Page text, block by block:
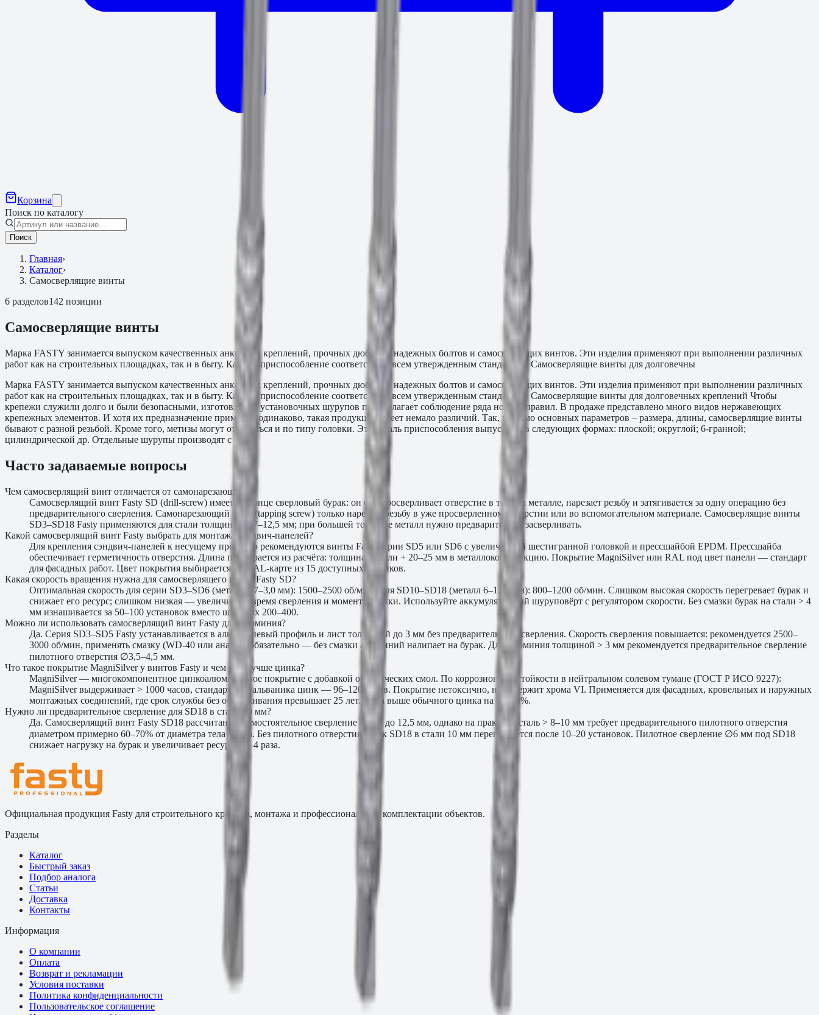
Корзина
Поиск по каталогу
Поиск
Главная›
Каталог›
Самосверлящие винты
6 разделов142 позиции
Самосверлящие винты
Марка FASTY занимается выпуском качественных анкерных креплений, прочных дюбелей, надежных болтов и самосверлящих винтов. Эти изделия применяют при выполнении различных
работ как на строительных площадках, так и в быту. Каждое приспособление соответствует всем утвержденным стандартам. Самосверлящие винты для долговечны
Марка FASTY занимается выпуском качественных анкерных креплений, прочных дюбелей, надежных болтов и самосверлящих винтов. Эти изделия применяют при выполнении различных
работ как на строительных площадках, так и в быту. Каждое приспособление соответствует всем утвержденным стандартам. Самосверлящие винты для долговечных креплений Чтобы
крепежи служили долго и были безопасными, изготовление установочных шурупов предполагает соблюдение ряда норм и правил. В продаже представлено много видов нержавеющих
крепежных элементов. И хотя их предназначение примерно одинаково, такая продукция имеет немало различий. Так, помимо основных параметров – размера, длины, самосверлящие винты
бывают с разной резьбой. Кроме того, метизы могут отличаться и по типу головки. Эта деталь приспособления выпускают в следующих формах: плоской; округлой; 6-гранной;
цилиндрической др. Отдельные шурупы производят с
Часто задаваемые вопросы
Чем самосверлящий винт отличается от самонарезающего?
Самосверлящий винт Fasty SD (drill-screw) имеет на конце сверловый бурак: он сам просверливает отверстие в тонком металле, нарезает резьбу и затягивается за одну операцию без
предварительного сверления. Самонарезающий винт (tapping screw) только нарезает резьбу в уже просверленном отверстии или во вспомогательном материале. Самосверлящие винты
SD3–SD18 Fasty применяются для стали толщиной 0,7–12,5 мм; при большей толщине металл нужно предварительно засверливать.
Какой самосверлящий винт Fasty выбрать для монтажа сэндвич-панелей?
Для крепления сэндвич-панелей к несущему профилю рекомендуются винты Fasty серии SD5 или SD6 с увеличенной шестигранной головкой и прессшайбой EPDM. Прессшайба
обеспечивает герметичность отверстия. Длина подбирается из расчёта: толщина панели + 20–25 мм в металлоконструкцию. Покрытие MagniSilver или RAL под цвет панели — стандарт
для фасадных работ. Цвет покрытия выбирается по RAL-карте из 15 доступных оттенков.
Какая скорость вращения нужна для самосверлящего винта Fasty SD?
Оптимальная скорость для серии SD3–SD6 (металл 0,7–3,0 мм): 1500–2500 об/мин. Для SD10–SD18 (металл 6–12,5 мм): 800–1200 об/мин. Слишком высокая скорость перегревает бурак и
снижает его ресурс; слишком низкая — увеличивает время сверления и момент затяжки. Используйте аккумуляторный шуруповёрт с регулятором скорости. Без смазки бурак на стали > 4
мм изнашивается за 50–100 установок вместо штатных 200–400.
Можно ли использовать самосверлящий винт Fasty для алюминия?
Да. Серия SD3–SD5 Fasty устанавливается в алюминиевый профиль и лист толщиной до 3 мм без предварительного сверления. Скорость сверления повышается: рекомендуется 2500–
3000 об/мин, применять смазку (WD-40 или аналог) обязательно — без смазки алюминий налипает на бурак. Для алюминия толщиной > 3 мм рекомендуется предварительное сверление
пилотного отверстия ∅3,5–4,5 мм.
Что такое покрытие MagniSilver у винтов Fasty и чем оно лучше цинка?
MagniSilver — многокомпонентное цинкоалюминиевое покрытие с добавкой органических смол. По коррозионной стойкости в нейтральном солевом тумане (ГОСТ Р ИСО 9227):
MagniSilver выдерживает > 1000 часов, стандартная гальваника цинк — 96–120 часов. Покрытие нетоксично, не содержит хрома VI. Применяется для фасадных, кровельных и наружных
монтажных соединений, где срок службы без обслуживания превышает 25 лет. Цена выше обычного цинка на 15–20%.
Нужно ли предварительное сверление для SD18 в стали 10 мм?
Да. Самосверлящий винт Fasty SD18 рассчитан на самостоятельное сверление стали до 12,5 мм, однако на практике сталь > 8–10 мм требует предварительного пилотного отверстия
диаметром примерно 60–70% от диаметра тела винта. Без пилотного отверстия бурак SD18 в стали 10 мм перегревается после 10–20 установок. Пилотное сверление ∅6 мм под SD18
снижает нагрузку на бурак и увеличивает ресурс в 3–4 раза.
Официальная продукция Fasty для строительного крепежа, монтажа и профессиональной комплектации объектов.
Разделы
Каталог
Быстрый заказ
Подбор аналога
Статьи
Доставка
Контакты
Информация
О компании
Оплата
Возврат и рекламации
Условия поставки
Политика конфиденциальности
Пользовательское соглашение